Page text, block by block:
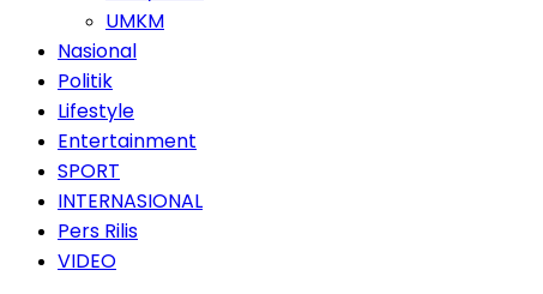
UMKM
Nasional
Politik
Lifestyle
Entertainment
SPORT
INTERNASIONAL
Pers Rilis
VIDEO